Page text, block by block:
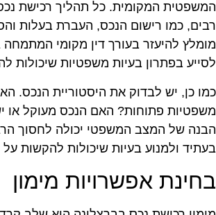
המקומית. כל תהליך רכישת
כמו רישום הנכס, העברת בעלות
להיעזר בעורך דין מקומי המתמחה
בפתרון בעיות משפטיות שיכולות
כן, יש לבדוק את היסטוריית הנכס.
פתוחות? האם הנכס מעוקל או
של המצב המשפטי יכולה לחסוך
ולמנוע בעיות שיכולות להקשות
אפשרויות מימון